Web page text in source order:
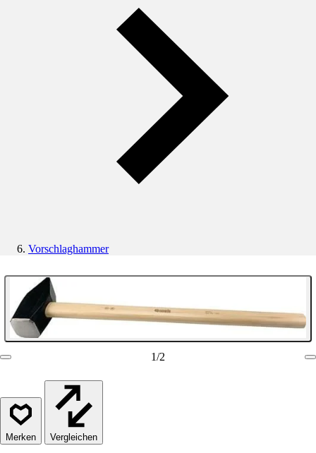
Vorschlaghammer
1/2
Vergleichen